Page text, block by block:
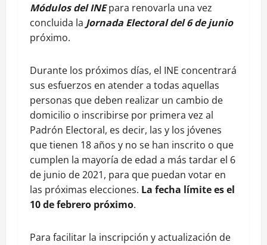
Módulos del INEpara renovarla una vez
concluida la Jornada Electoral del 6 de junio
próximo.
Durante los próximos días, el INE concentrará
sus esfuerzos en atender a todas aquellas
personas que deben realizar un cambio de
domicilio o inscribirse por primera vez al
Padrón Electoral, es decir, las y los jóvenes
que tienen 18 años y no se han inscrito o que
cumplen la mayoría de edad a más tardar el 6
de junio de 2021, para que puedan votar en
las próximas elecciones. La fecha límite es el
10 de febrero próximo.
Para facilitar la inscripción y actualización de